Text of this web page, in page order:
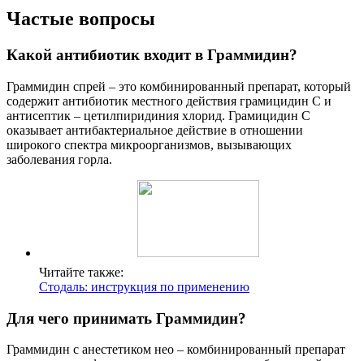
Частые вопросы
Какой антибиотик входит в Граммидин?
Граммидин спрей – это комбинированный препарат, который
содержит антибиотик местного действия грамицидин С и
антисептик – цетилпиридиния хлорид. Грамицидин С
оказывает антибактериальное действие в отношении
широкого спектра микроорганизмов, вызывающих
заболевания горла.
Читайте также:
Стодаль: инструкция по применению
Для чего принимать Граммидин?
Граммидин с анестетиком нео – комбинированный препарат